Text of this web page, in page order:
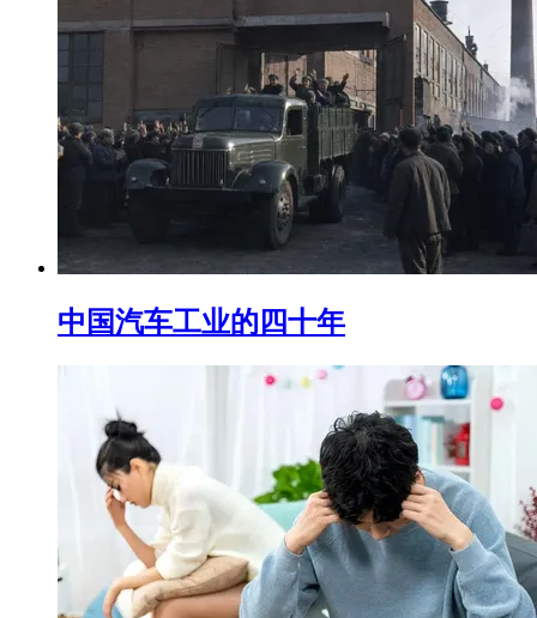
中国汽车工业的四十年